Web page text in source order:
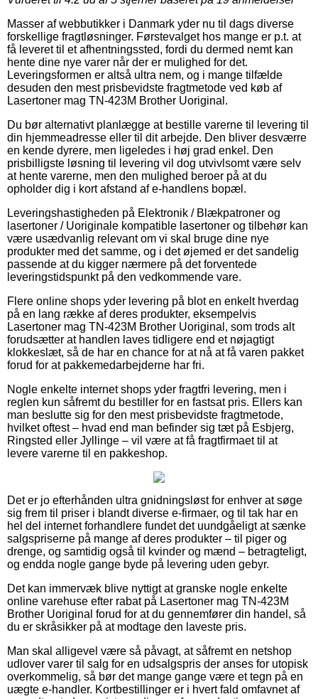
Masser af webbutikker i Danmark yder nu til dags diverse
forskellige fragtløsninger. Førstevalget hos mange er p.t. at
få leveret til et afhentningssted, fordi du dermed nemt kan
hente dine nye varer når der er mulighed for det.
Leveringsformen er altså ultra nem, og i mange tilfælde
desuden den mest prisbevidste fragtmetode ved køb af
Lasertoner mag TN-423M Brother Uoriginal.
Du bør alternativt planlægge at bestille varerne til levering til
din hjemmeadresse eller til dit arbejde. Den bliver desværre
en kende dyrere, men ligeledes i høj grad enkel. Den
prisbilligste løsning til levering vil dog utvivlsomt være selv
at hente varerne, men den mulighed beroer på at du
opholder dig i kort afstand af e-handlens bopæl.
Leveringshastigheden på Elektronik / Blækpatroner og
lasertoner / Uoriginale kompatible lasertoner og tilbehør kan
være usædvanlig relevant om vi skal bruge dine nye
produkter med det samme, og i det øjemed er det sandelig
passende at du kigger nærmere på det forventede
leveringstidspunkt på den vedkommende vare.
Flere online shops yder levering på blot en enkelt hverdag
på en lang række af deres produkter, eksempelvis
Lasertoner mag TN-423M Brother Uoriginal, som trods alt
forudsætter at handlen laves tidligere end et nøjagtigt
klokkeslæt, så de har en chance for at nå at få varen pakket
forud for at pakkemedarbejderne har fri.
Nogle enkelte internet shops yder fragtfri levering, men i
reglen kun såfremt du bestiller for en fastsat pris. Ellers kan
man beslutte sig for den mest prisbevidste fragtmetode,
hvilket oftest – hvad end man befinder sig tæt på Esbjerg,
Ringsted eller Jyllinge – vil være at få fragtfirmaet til at
levere varerne til en pakkeshop.
Det er jo efterhånden ultra gnidningsløst for enhver at søge
sig frem til priser i blandt diverse e-firmaer, og til tak har en
hel del internet forhandlere fundet det uundgåeligt at sænke
salgspriserne på mange af deres produkter – til piger og
drenge, og samtidig også til kvinder og mænd – betragteligt,
og endda nogle gange byde på levering uden gebyr.
Det kan immervæk blive nyttigt at granske nogle enkelte
online varehuse efter rabat på Lasertoner mag TN-423M
Brother Uoriginal forud for at du gennemfører din handel, så
du er skråsikker på at modtage den laveste pris.
Man skal alligevel være så påvagt, at såfremt en netshop
udlover varer til salg for en udsalgspris der anses for utopisk
overkommelig, så bør det mange gange være et tegn på en
uægte e-handler. Kortbestillinger er i hvert fald omfavnet af